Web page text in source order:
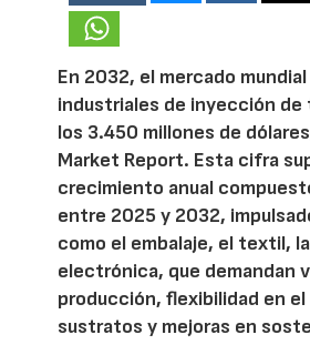
En 2032, el mercado
industriales de inyección de
los 3.450 millones de
Market Report. Esta cifra
crecimiento anual
entre 2025 y 2032,
como el embalaje, el textil,
electrónica, que demandan
producción, flexibilidad en el
sustratos y mejoras en